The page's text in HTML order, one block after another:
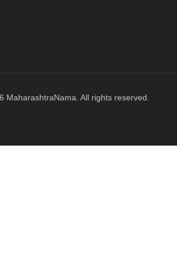
MaharashtraNama. All rights reserved.